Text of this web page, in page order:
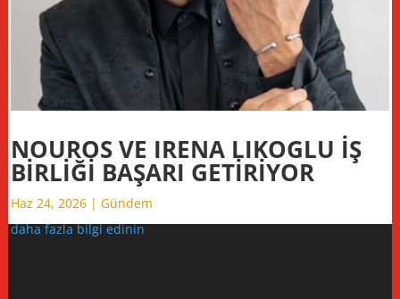
NOUROS VE IRENA LIKOGLU İŞ
BİRLİĞİ BAŞARI GETİRİYOR
Haz 24, 2026 | Gündem
daha fazla bilgi edinin